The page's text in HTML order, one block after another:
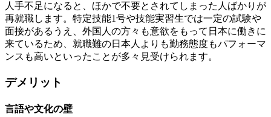
人手不足になると、ほかで不要とされてしまった人ばかりが
再就職します。特定技能1号や技能実習生では一定の試験や
面接があるうえ、外国人の方々も意欲をもって日本に働きに
来ているため、就職難の日本人よりも勤務態度もパフォーマ
ンスも高いといったことが多々見受けられます。
デメリット
言語や文化の壁